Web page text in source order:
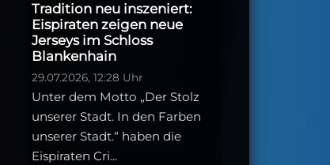
Tradition neu inszeniert:
Eispiraten zeigen neue
Jerseys im Schloss
Blankenhain
29.07.2026, 12:28 Uhr
Unter dem Motto „Der Stolz
unserer Stadt. In den Farben
unserer Stadt.“ haben die
Eispiraten Cri...